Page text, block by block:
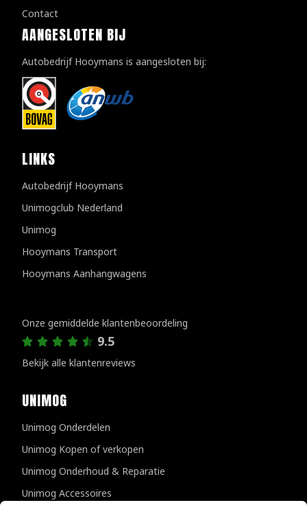
Contact
AANGESLOTEN BIJ
Autobedrijf Hooymans is aangesloten bij:
LINKS
Autobedrijf Hooymans
Unimogclub Nederland
Unimog
Hooymans Transport
Hooymans Aanhangwagens
Onze gemiddelde klantenbeoordeling
9.5
Bekijk alle klantenreviews
UNIMOG
Unimog Onderdelen
Unimog Kopen of verkopen
Unimog Onderhoud & Reparatie
Unimog Accessoires